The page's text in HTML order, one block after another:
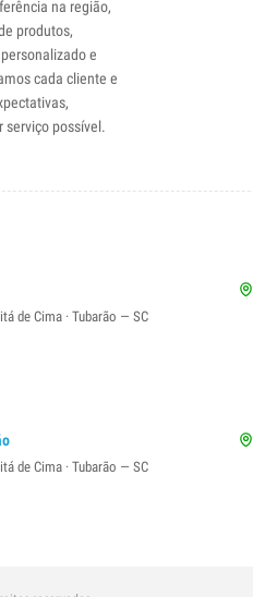
na região,
produtos,
e
cada cliente e
serviço possível.
de Cima · Tubarão — SC
de Cima · Tubarão — SC